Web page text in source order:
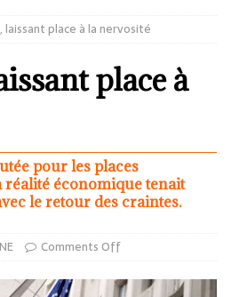
laissant place à la nervosité
place à
pour les places
réalité économique tenait
le retour des craintes.
Comments Off